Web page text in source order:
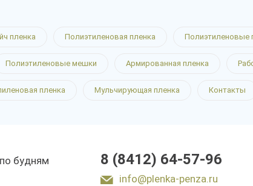
пленка Полиэтиленовая пленка Полиэтиленовые
Полиэтиленовые мешки Армированная пленка
пленка Мульчирующая пленка Контакты
по будням
8 (8412) 64-57-96
info@plenka-penza.ru